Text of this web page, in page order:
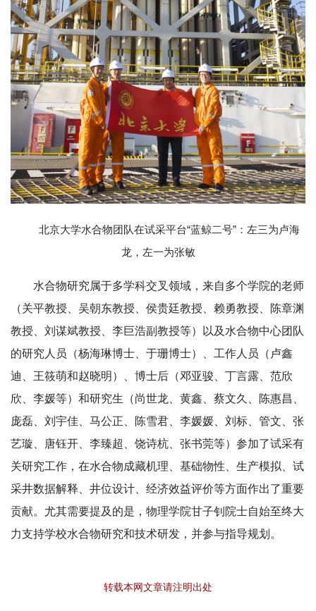
北京大学水合物团队在试采平台“蓝鲸二号”：左三为卢海
龙，左一为张敏
水合物研究属于多学科交叉领域，来自多个学院的老师
（关平教授、吴朝东教授、侯贵廷教授、赖勇教授、陈章渊
教授、刘谋斌教授、李巨浩副教授等）以及水合物中心团队
的研究人员（杨海琳博士、于珊博士）、工作人员（卢鑫
迪、王筱萌和赵晓明）、博士后（邓亚骏、丁言露、范欣
欣、李媛等）和研究生（尚世龙、黄鑫、蔡文久、陈惠昌、
庞磊、刘宇佳、马公正、陈雪君、李媛媛、刘标、管文、张
艺璇、唐钰开、李臻超、饶诗杭、张书莞等）参加了试采有
关研究工作，在水合物成藏机理、基础物性、生产模拟、试
采井数据解释、井位设计、经济效益评价等方面作出了重要
贡献。尤其需要提及的是，物理学院甘子钊院士自始至终大
力支持学校水合物研究和技术研发，并参与指导规划。
转载本网文章请注明出处